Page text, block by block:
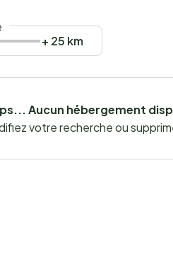
+ 25 km
Aucun hébergement
votre recherche ou